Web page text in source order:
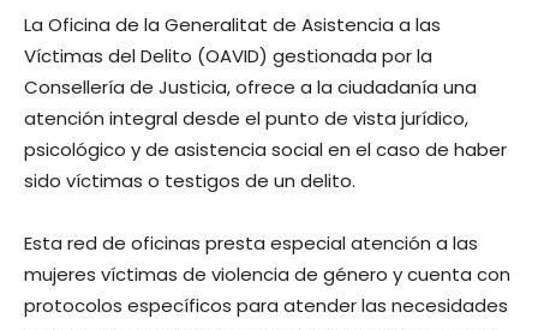
La Oficina de la Generalitat de Asistencia a las
Víctimas del Delito (OAVID) gestionada por la
Consellería de Justicia, ofrece a la ciudadanía una
atención integral desde el punto de vista jurídico,
psicológico y de asistencia social en el caso de haber
sido víctimas o testigos de un delito.
Esta red de oficinas presta especial atención a las
mujeres víctimas de violencia de género y cuenta con
protocolos específicos para atender las necesidades